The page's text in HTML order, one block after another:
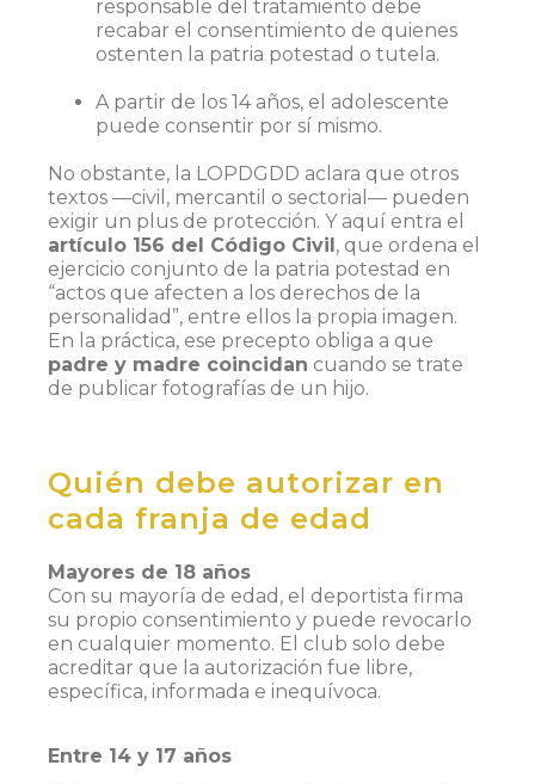
responsable del tratamiento debe
recabar el consentimiento de quienes
ostenten la patria potestad o tutela.
A partir de los 14 años, el adolescente
puede consentir por sí mismo.
No obstante, la LOPDGDD aclara que otros
textos —civil, mercantil o sectorial— pueden
exigir un plus de protección. Y aquí entra el
artículo 156 del Código Civil, que ordena el
ejercicio conjunto de la patria potestad en
“actos que afecten a los derechos de la
personalidad”, entre ellos la propia imagen.
En la práctica, ese precepto obliga a que
padre y madre coincidan cuando se trate
de publicar fotografías de un hijo.
Quién debe autorizar en
cada franja de edad
Mayores de 18 años
Con su mayoría de edad, el deportista firma
su propio consentimiento y puede revocarlo
en cualquier momento. El club solo debe
acreditar que la autorización fue libre,
específica, informada e inequívoca.
Entre 14 y 17 años